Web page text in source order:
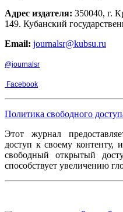
Адрес издателя: 350040, г.
149. Кубанский
Email: journalsr@kubsu.ru
@journalsr
Facebook
Политика свободного
Этот журнал
доступ к своему контенту,
свободный открытый
способствует увеличению